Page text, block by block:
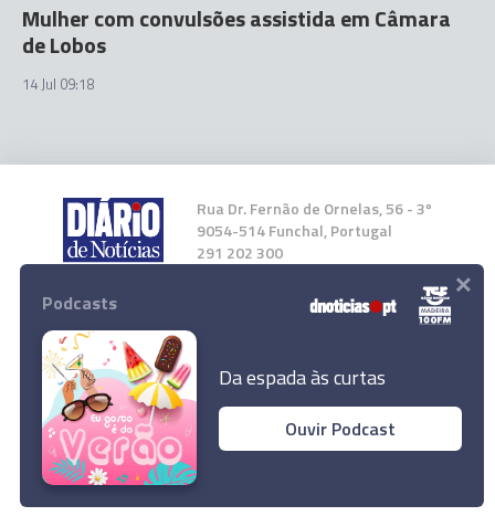
Mulher com convulsões assistida em Câmara
de Lobos
14 Jul 09:18
Rua Dr. Fernão de Ornelas, 56 - 3º
9054-514 Funchal, Portugal
291 202 300
Instale a nossa App
© 2025 Empresa Diário de Notícias, Lda.
Todos os direitos reservados.
Podcasts
Da espada às curtas
Ouvir Podcast
×